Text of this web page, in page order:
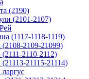
(2190)
(2101-2107)
(1117-1118-1119)
(2108-2109-21099)
2110-2112)
21115-21114)